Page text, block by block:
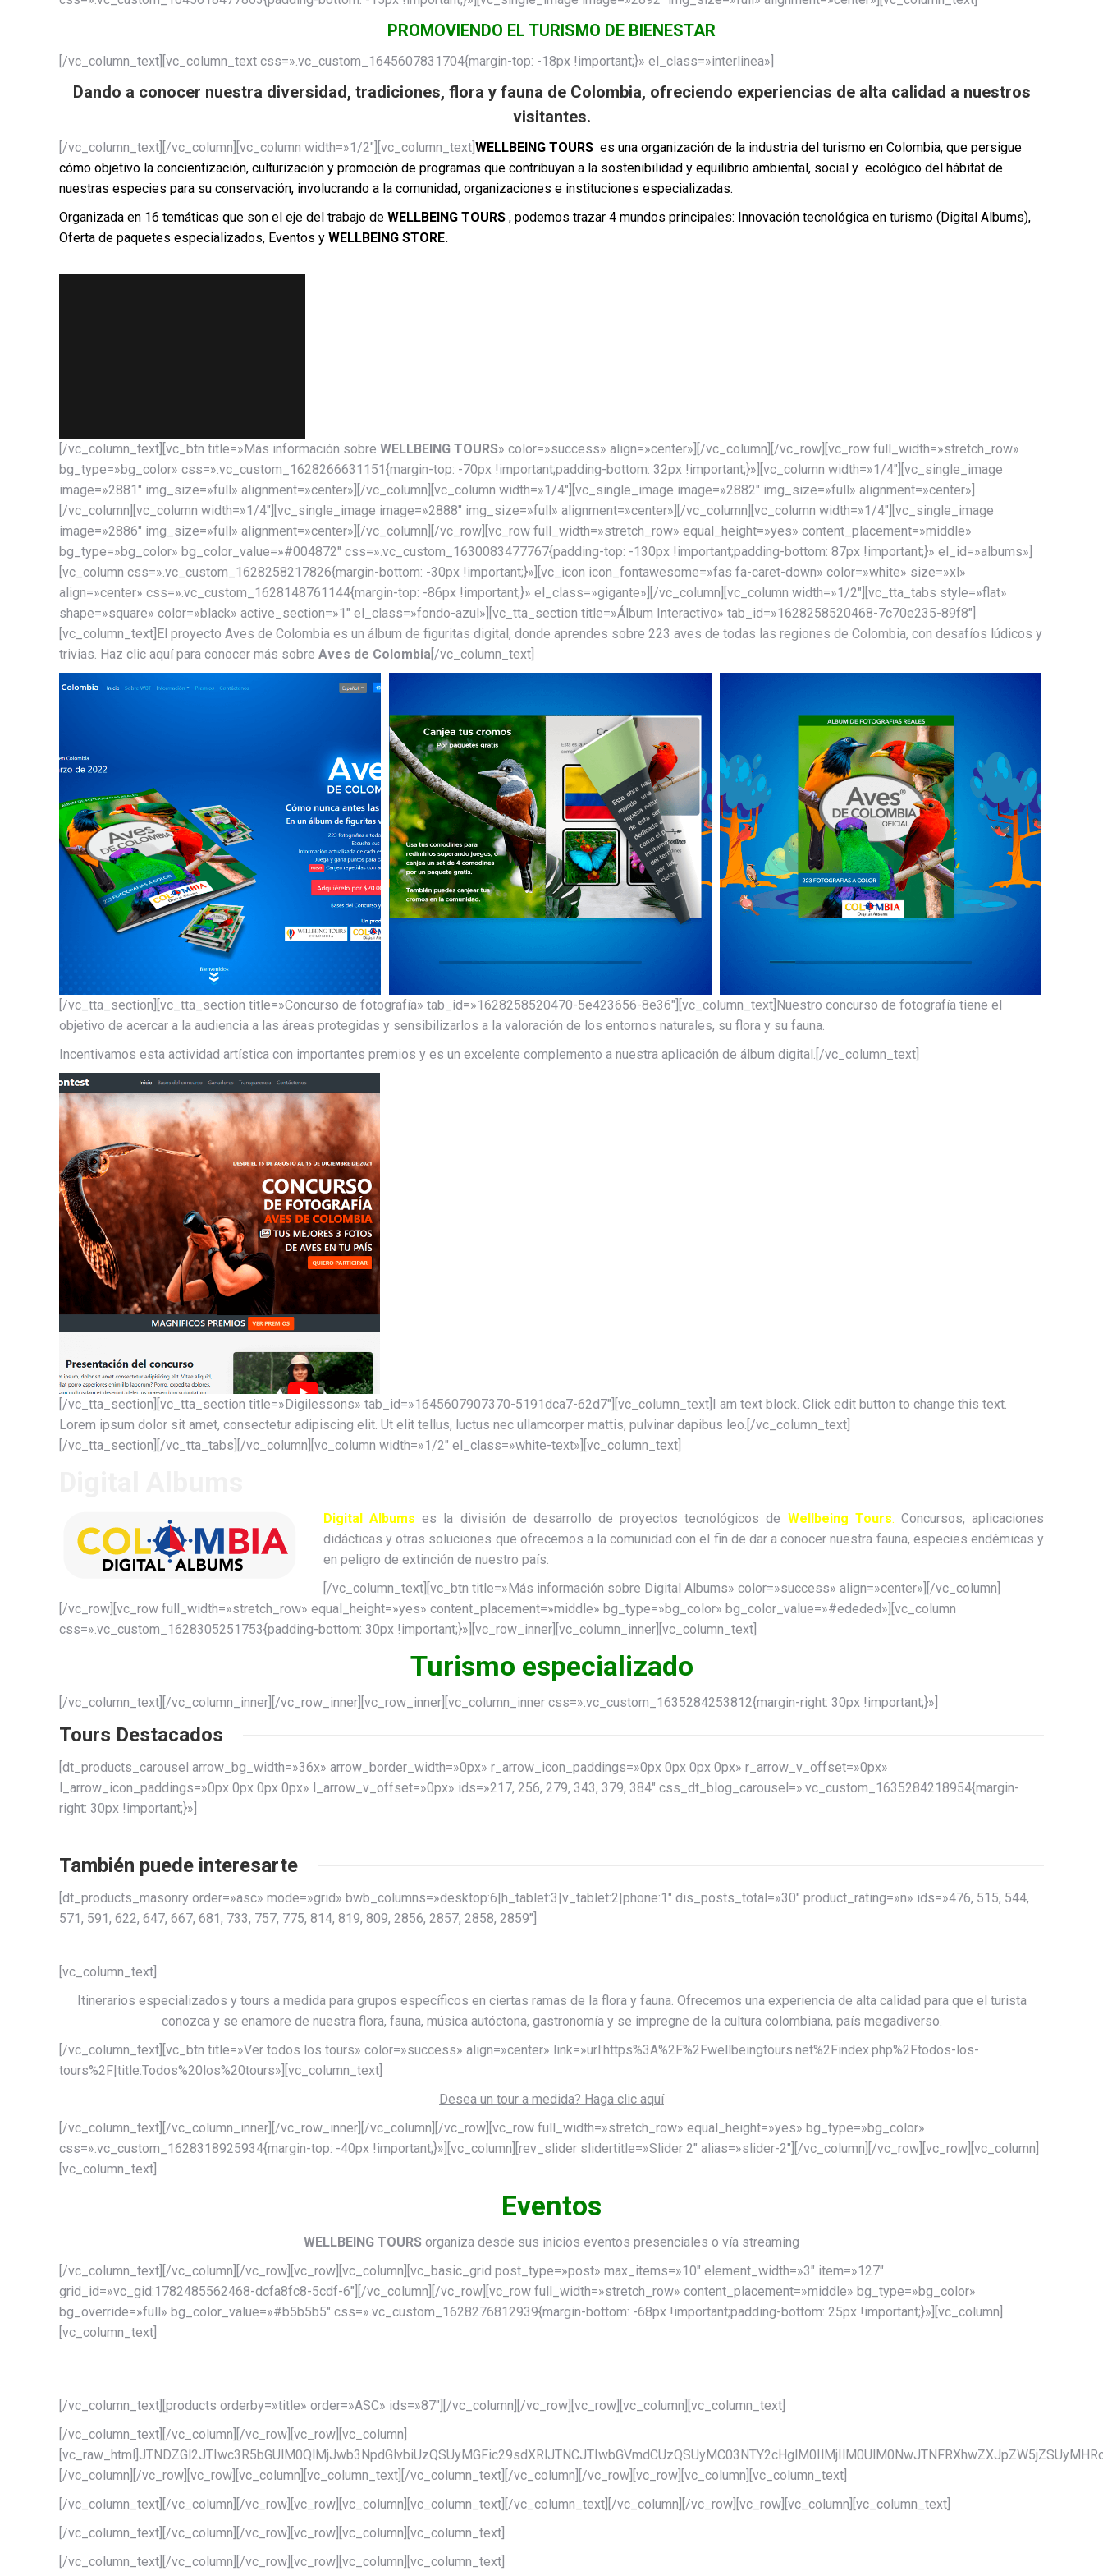
PROMOVIENDO EL TURISMO DE BIENESTAR
[/vc_column_text][vc_column_text css=».vc_custom_1645607831704{margin-top: -18px !important;}» el_class=»interlinea»]
Dando a conocer nuestra diversidad, tradiciones, flora y fauna de Colombia, ofreciendo experiencias de alta calidad a nuestros
visitantes.
[/vc_column_text][/vc_column][vc_column width=»1/2″][vc_column_text] WELLBEING TOURS es una organización de la industria del turismo en Colombia, que persigue
cómo objetivo la concientización, culturización y promoción de programas que contribuyan a la sostenibilidad y equilibrio ambiental, social y ecológico del hábitat de
nuestras especies para su conservación, involucrando a la comunidad, organizaciones e instituciones especializadas.
Organizada en 16 temáticas que son el eje del trabajo de WELLBEING TOURS , podemos trazar 4 mundos principales: Innovación tecnológica en turismo (Digital Albums),
Oferta de paquetes especializados, Eventos y WELLBEING STORE.
[/vc_column_text][vc_btn title=»Más información sobre WELLBEING TOURS» color=»success» align=»center»][/vc_column][/vc_row][vc_row full_width=»stretch_row»
bg_type=»bg_color» css=».vc_custom_1628266631151{margin-top: -70px !important;padding-bottom: 32px !important;}»][vc_column width=»1/4″][vc_single_image
image=»2881″ img_size=»full» alignment=»center»][/vc_column][vc_column width=»1/4″][vc_single_image image=»2882″ img_size=»full» alignment=»center»]
[/vc_column][vc_column width=»1/4″][vc_single_image image=»2888″ img_size=»full» alignment=»center»][/vc_column][vc_column width=»1/4″][vc_single_image
image=»2886″ img_size=»full» alignment=»center»][/vc_column][/vc_row][vc_row full_width=»stretch_row» equal_height=»yes» content_placement=»middle»
bg_type=»bg_color» bg_color_value=»#004872″ css=».vc_custom_1630083477767{padding-top: -130px !important;padding-bottom: 87px !important;}» el_id=»albums»]
[vc_column css=».vc_custom_1628258217826{margin-bottom: -30px !important;}»][vc_icon icon_fontawesome=»fas fa-caret-down» color=»white» size=»xl»
align=»center» css=».vc_custom_1628148761144{margin-top: -86px !important;}» el_class=»gigante»][/vc_column][vc_column width=»1/2″][vc_tta_tabs style=»flat»
shape=»square» color=»black» active_section=»1″ el_class=»fondo-azul»][vc_tta_section title=»Álbum Interactivo» tab_id=»1628258520468-7c70e235-89f8″]
[vc_column_text]El proyecto Aves de Colombia es un álbum de figuritas digital, donde aprendes sobre 223 aves de todas las regiones de Colombia, con desafíos lúdicos y
trivias. Haz clic aquí para conocer más sobre Aves de Colombia [/vc_column_text]
[/vc_tta_section][vc_tta_section title=»Concurso de fotografía» tab_id=»1628258520470-5e423656-8e36″][vc_column_text]Nuestro concurso de fotografía tiene el
objetivo de acercar a la audiencia a las áreas protegidas y sensibilizarlos a la valoración de los entornos naturales, su flora y su fauna.
Incentivamos esta actividad artística con importantes premios y es un excelente complemento a nuestra aplicación de álbum digital.[/vc_column_text]
[/vc_tta_section][vc_tta_section title=»Digilessons» tab_id=»1645607907370-5191dca7-62d7″][vc_column_text]I am text block. Click edit button to change this text.
Lorem ipsum dolor sit amet, consectetur adipiscing elit. Ut elit tellus, luctus nec ullamcorper mattis, pulvinar dapibus leo.[/vc_column_text]
[/vc_tta_section][/vc_tta_tabs][/vc_column][vc_column width=»1/2″ el_class=»white-text»][vc_column_text]
Digital Albums es la división de desarrollo de proyectos tecnológicos de Wellbeing Tours. Concursos, aplicaciones
didácticas y otras soluciones que ofrecemos a la comunidad con el fin de dar a conocer nuestra fauna, especies endémicas y
en peligro de extinción de nuestro país.
[/vc_column_text][vc_btn title=»Más información sobre Digital Albums» color=»success» align=»center»][/vc_column]
[/vc_row][vc_row full_width=»stretch_row» equal_height=»yes» content_placement=»middle» bg_type=»bg_color» bg_color_value=»#ededed»][vc_column
css=».vc_custom_1628305251753{padding-bottom: 30px !important;}»][vc_row_inner][vc_column_inner][vc_column_text]
Turismo especializado
[/vc_column_text][/vc_column_inner][/vc_row_inner][vc_row_inner][vc_column_inner css=».vc_custom_1635284253812{margin-right: 30px !important;}»]
Tours Destacados
[dt_products_carousel arrow_bg_width=»36x» arrow_border_width=»0px» r_arrow_icon_paddings=»0px 0px 0px 0px» r_arrow_v_offset=»0px»
l_arrow_icon_paddings=»0px 0px 0px 0px» l_arrow_v_offset=»0px» ids=»217, 256, 279, 343, 379, 384″ css_dt_blog_carousel=».vc_custom_1635284218954{margin-
right: 30px !important;}»]
También puede interesarte
[dt_products_masonry order=»asc» mode=»grid» bwb_columns=»desktop:6|h_tablet:3|v_tablet:2|phone:1″ dis_posts_total=»30″ product_rating=»n» ids=»476, 515, 544,
571, 591, 622, 647, 667, 681, 733, 757, 775, 814, 819, 809, 2856, 2857, 2858, 2859″]
[vc_column_text]
Itinerarios especializados y tours a medida para grupos específicos en ciertas ramas de la flora y fauna. Ofrecemos una experiencia de alta calidad para que el turista
conozca y se enamore de nuestra flora, fauna, música autóctona, gastronomía y se impregne de la cultura colombiana, país megadiverso.
[/vc_column_text][vc_btn title=»Ver todos los tours» color=»success» align=»center» link=»url:https%3A%2F%2Fwellbeingtours.net%2Findex.php%2Ftodos-los-
tours%2F|title:Todos%20los%20tours»][vc_column_text]
Desea un tour a medida? Haga clic aquí
[/vc_column_text][/vc_column_inner][/vc_row_inner][/vc_column][/vc_row][vc_row full_width=»stretch_row» equal_height=»yes» bg_type=»bg_color»
css=».vc_custom_1628318925934{margin-top: -40px !important;}»][vc_column][rev_slider slidertitle=»Slider 2″ alias=»slider-2″][/vc_column][/vc_row][vc_row][vc_column]
[vc_column_text]
Eventos
WELLBEING TOURS organiza desde sus inicios eventos presenciales o vía streaming
[/vc_column_text][/vc_column][/vc_row][vc_row][vc_column][vc_basic_grid post_type=»post» max_items=»10″ element_width=»3″ item=»127″
grid_id=»vc_gid:1782485562468-dcfa8fc8-5cdf-6″][/vc_column][/vc_row][vc_row full_width=»stretch_row» content_placement=»middle» bg_type=»bg_color»
bg_override=»full» bg_color_value=»#b5b5b5″ css=».vc_custom_1628276812939{margin-bottom: -68px !important;padding-bottom: 25px !important;}»][vc_column]
[vc_column_text]
[/vc_column_text][products orderby=»title» order=»ASC» ids=»87″][/vc_column][/vc_row][vc_row][vc_column][vc_column_text]
[/vc_column_text][/vc_column][/vc_row][vc_row][vc_column]
[/vc_column][/vc_row][vc_row][vc_column][vc_column_text][/vc_column_text][/vc_column][/vc_row][vc_row][vc_column][vc_column_text]
[/vc_column_text][/vc_column][/vc_row][vc_row][vc_column][vc_column_text][/vc_column_text][/vc_column][/vc_row][vc_row][vc_column][vc_column_text]
[/vc_column_text][/vc_column][/vc_row][vc_row][vc_column][vc_column_text]
[/vc_column_text][/vc_column][/vc_row][vc_row][vc_column][vc_column_text]